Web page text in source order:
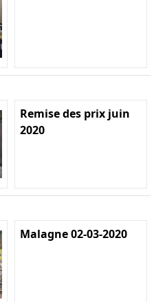
Remise des prix juin
2020
Malagne 02-03-2020